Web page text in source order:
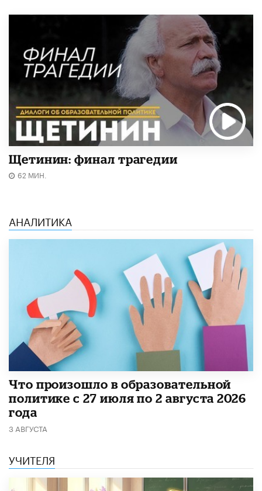
Щетинин: финал трагедии
62 МИН.
АНАЛИТИКА
​Что произошло в образовательной
политике с 27 июля по 2 августа 2026
года
3 АВГУСТА
УЧИТЕЛЯ